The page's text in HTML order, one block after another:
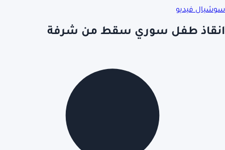
سوشيال فيديو
انقاذ طفل سوري سقط من شرفة